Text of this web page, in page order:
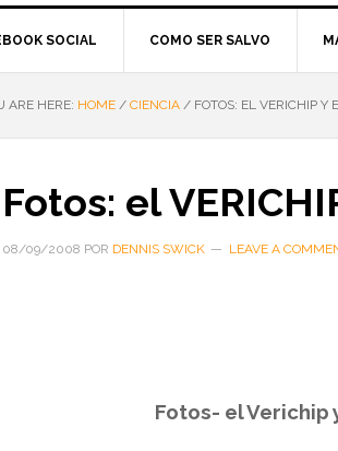
SOCIAL COMO SER SALVO
ARE HERE: HOME / CIENCIA / FOTOS: EL VERICHIP Y
Fotos: el
08/09/2008 POR DENNIS SWICK LEAVE A
Fotos- el Verichip